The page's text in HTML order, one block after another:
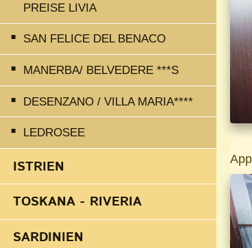
PREISE LIVIA
SAN FELICE DEL BENACO
MANERBA/ BELVEDERE ***S
DESENZANO / VILLA MARIA****
LEDROSEE
ISTRIEN
TOSKANA - RIVERIA
SARDINIEN